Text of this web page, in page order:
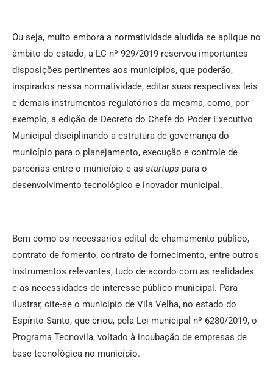
Ou seja, muito embora a normatividade aludida se aplique no
âmbito do estado, a LC nº 929/2019 reservou importantes
disposições pertinentes aos municípios, que poderão,
inspirados nessa normatividade, editar suas respectivas leis
e demais instrumentos regulatórios da mesma, como, por
exemplo, a edição de Decreto do Chefe do Poder Executivo
Municipal disciplinando a estrutura de governança do
município para o planejamento, execução e controle de
parcerias entre o município e as startups para o
desenvolvimento tecnológico e inovador municipal.
Bem como os necessários edital de chamamento público,
contrato de fomento, contrato de fornecimento, entre outros
instrumentos relevantes, tudo de acordo com as realidades
e as necessidades de interesse público municipal. Para
ilustrar, cite-se o município de Vila Velha, no estado do
Espírito Santo, que criou, pela Lei municipal nº 6280/2019, o
Programa Tecnovila, voltado à incubação de empresas de
base tecnológica no município.